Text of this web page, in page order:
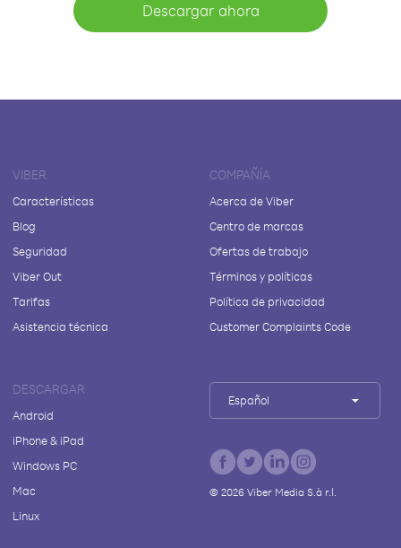
Descargar ahora
VIBER
Características
Blog
Seguridad
Viber Out
Tarifas
Asistencia técnica
COMPAÑÍA
Acerca de Viber
Centro de marcas
Ofertas de trabajo
Términos y políticas
Política de privacidad
Customer Complaints Code
DESCARGAR
Android
iPhone & iPad
Windows PC
Mac
Linux
Español
© 2026Viber Media S.à r.l.